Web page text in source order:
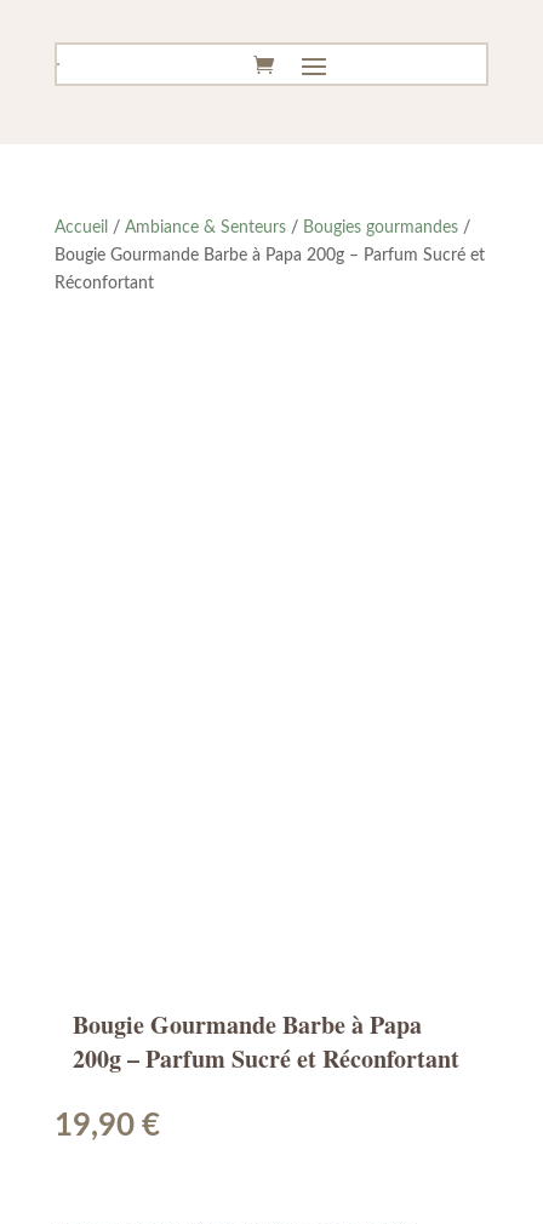
Accueil / Ambiance & Senteurs/ Bougies gourmandes/
Bougie Gourmande Barbe à Papa 200g – Parfum Sucré et
Réconfortant
Bougie Gourmande Barbe à Papa
200g – Parfum Sucré et Réconfortant
19,90 €